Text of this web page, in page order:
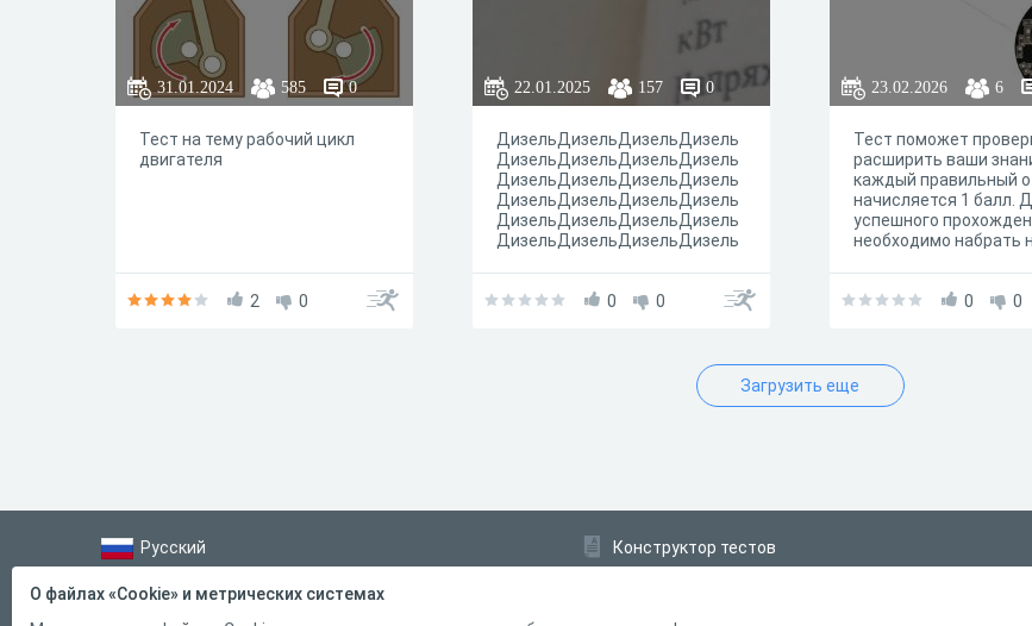
31.01.2024 585 0
Тест на тему рабочий цикл
двигателя
2 0
22.01.2025 157 0
ДизельДизельДизельДизель
ДизельДизельДизельДизель
ДизельДизельДизельДизель
ДизельДизельДизельДизель
ДизельДизельДизельДизель
ДизельДизельДизельДизель
ДизельДизельДизельДизель
ДизельДизельДизельДизель
ДизельДизельДизельДизель
ДизельДизельДизельДизель
ДизельДизельДизельДизель
ДизельДизельДизельДизель
0 0
23.02.2026 6
Тест поможет
расширить ваши
каждый правильный
начисляется 1 балл.
успешного
необходимо набрать
удачи!
0 0
Загрузить еще
Русский
Справка
Конструктор тестов
О файлах «Cookie» и метрических системах